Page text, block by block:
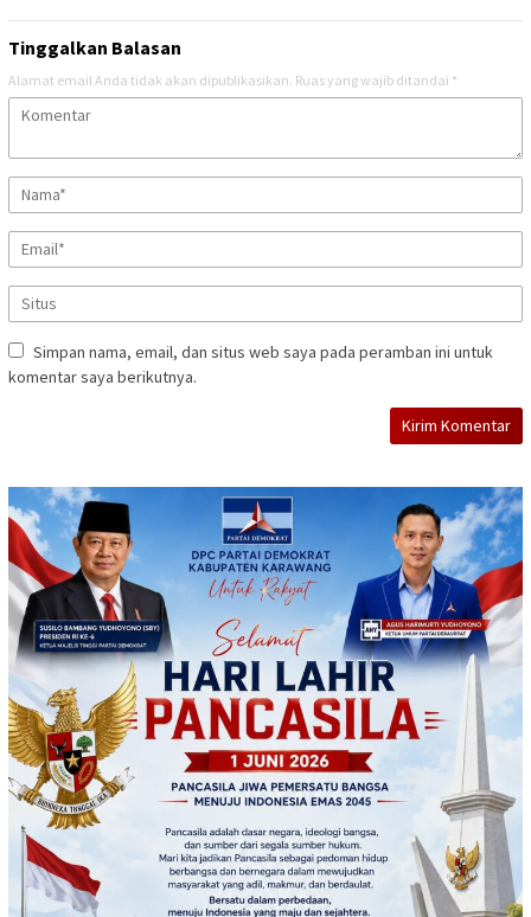
Tinggalkan Balasan
Alamat email Anda tidak akan dipublikasikan. Ruas yang wajib ditandai *
Simpan nama, email, dan situs web saya pada peramban ini untuk
komentar saya berikutnya.